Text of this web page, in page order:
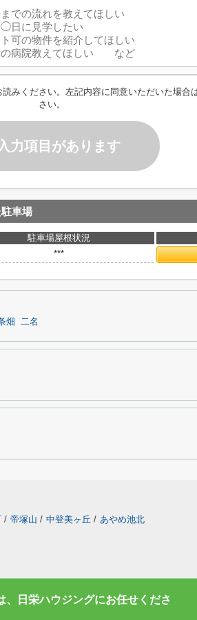
読みください。左記内容に同意いただいた場合
さい。
力項目があります
車場
駐車場屋根状況
***
畑 二名
/ 帝塚山 / 中登美ヶ丘 / あやめ池北
、日栄ハウジングにお任せくださ